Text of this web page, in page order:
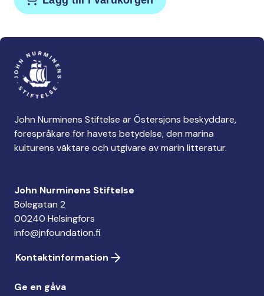
John Nurminens Stiftelse är Östersjöns beskyddare,
förespråkare för havets betydelse, den marina
kulturens väktare och utgivare av marin litteratur.
John Nurminens Stiftelse
Bölegatan 2
00240 Helsingfors
info@jnfoundation.fi
Kontaktinformation
Ge en gåva